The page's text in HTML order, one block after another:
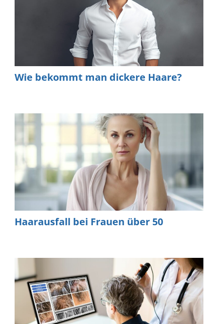
Wie bekommt man dickere Haare?
Haarausfall bei Frauen über 50